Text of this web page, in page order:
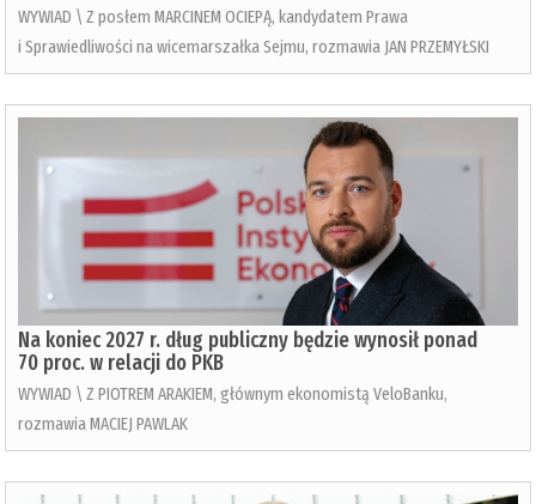
WYWIAD \ Z posłem MARCINEM OCIEPĄ, kandydatem Prawa
i Sprawiedliwości na wicemarszałka Sejmu, rozmawia JAN PRZEMYŁSKI
Na koniec 2027 r. dług publiczny będzie wynosił ponad
70 proc. w relacji do PKB
WYWIAD \ Z PIOTREM ARAKIEM, głównym ekonomistą VeloBanku,
rozmawia MACIEJ PAWLAK